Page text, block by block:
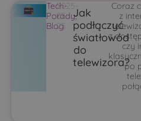
Tech-
Porady,
Blog
2025-
07-
25
Jak
podłączyć
światłowód
do
telewizora?
Coraz
z
z
czy
po